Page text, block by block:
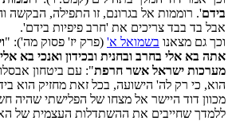
בידם'. רוממות אל בגרונם, זו התפילה, הבקשה
אבל בד בבד צריכים את 'חרב פיפיות בידם'.
וכך גם מצאנו בשמואל א' (פרק יז' פסוק מה'): "
אתה בא אלי בחרב ובחנית ובכידון ואנכי בא
מערכות ישראל אשר חרפת": עם ביטחון
הוא, כי רק לה' הישועה, בכל זאת מחזיק הוא
מכוון דוד היישר אל מצחו של הפלישתי שהיה
ללמדך שחייבים את ההשתדלות העצמית של